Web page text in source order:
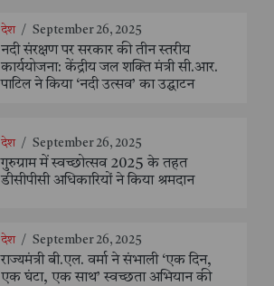
देश / September 26, 2025
नदी संरक्षण पर सरकार की तीन स्तरीय
कार्ययोजना: केंद्रीय जल शक्ति मंत्री सी.आर.
पाटिल ने किया ‘नदी उत्सव’ का उद्घाटन
देश / September 26, 2025
गुरुग्राम में स्वच्छोत्सव 2025 के तहत
डीसीपीसी अधिकारियों ने किया श्रमदान
देश / September 26, 2025
राज्यमंत्री बी.एल. वर्मा ने संभाली ‘एक दिन,
एक घंटा, एक साथ’ स्वच्छता अभियान की